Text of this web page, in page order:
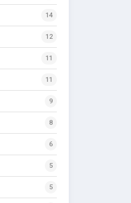
14
12
11
11
9
8
6
5
5